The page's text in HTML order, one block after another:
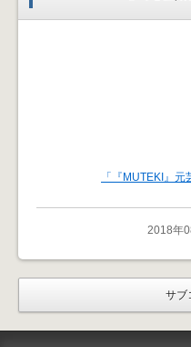
「『MUTEKI』
2018年
サブ